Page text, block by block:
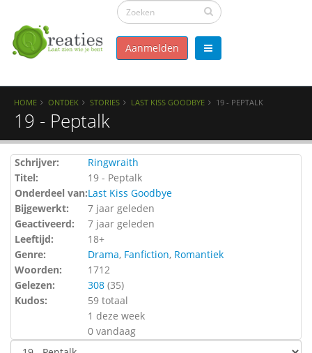
Aanmelden
HOME ONTDEK STORIES LAST KISS GOODBYE 19 - PEPTALK
19 - Peptalk
Schrijver:
Ringwraith
Titel:
19 - Peptalk
Onderdeel van:Last Kiss Goodbye
Bijgewerkt:
7 jaar geleden
Geactiveerd:
7 jaar geleden
Leeftijd:
18+
Genre:
Drama, Fanfiction, Romantiek
Woorden:
1712
Gelezen:
308 (35)
Kudos:
59 totaal
1 deze week
0 vandaag